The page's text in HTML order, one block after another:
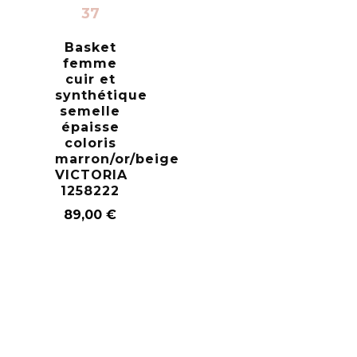
37
Basket
femme
cuir et
synthétique
semelle
épaisse
coloris
marron/or/beige
VICTORIA
1258222
89,00€